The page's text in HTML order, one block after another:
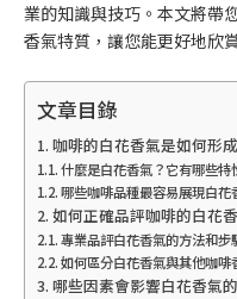
業的知識與技巧。本文將帶
香氣特質，讓您能更好地欣
文章目錄
咖啡的白花香氣是如何形
什麼是白花香氣？它有哪些特
哪些咖啡品種最容易展現白花
如何正確品評咖啡的白花
專業品評白花香氣的方法和步
如何區分白花香氣與其他咖啡
哪些因素會影響白花香氣